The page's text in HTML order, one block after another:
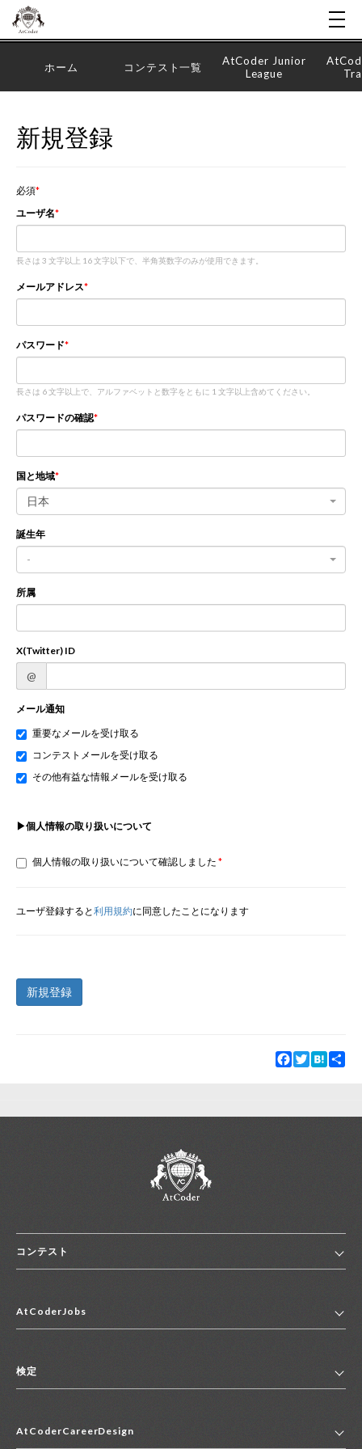
ホーム コンテスト一覧
AtCoder Junior
League
新規登録
必須
ユーザ名
長さは 3 文字以上 16 文字以下で、半角英数字のみが使用できます。
メールアドレス
パスワード
長さは 6 文字以上で、アルファベットと数字をともに 1 文字以上含めてください。
パスワードの確認
国と地域
日本
誕生年
-
所属
X(Twitter) ID
@
メール通知
重要なメールを受け取る
コンテストメールを受け取る
その他有益な情報メールを受け取る
▶個人情報の取り扱いについて
個人情報の取り扱いについて確認しました
ユーザ登録すると利用規約に同意したことになります
新規登録
Facebook
TwitterHatena
コンテスト
コンテスト一覧
便利リンク集
AtCoderJobs
2027年新卒採用求人一覧
中途採用求人一覧
検定
マイページ
AtCoderCareerDesign